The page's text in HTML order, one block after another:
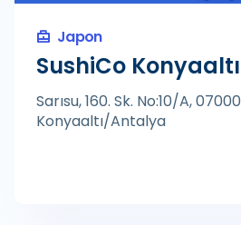
Japon
SushiCo Konyaaltı
Sarısu, 160. Sk. No:10/A, 07000
Konyaaltı/Antalya